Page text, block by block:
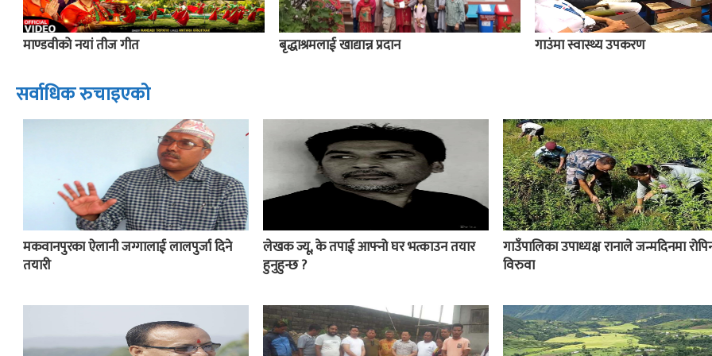
माण्डवीको नयां तीज गीत बृद्धाश्रमलाई खाद्यान्न प्रदान गाउंमा स्वास्थ्य उपकरण
सर्वाधिक रुचाइएको
मकवानपुरका ऐलानी जग्गालाई लालपुर्जा दिने
तयारी
लेखक ज्यू, के तपाई आफ्नो घर भत्काउन तयार
हुनुहुन्छ ?
गाउँपालिका उपाध्यक्ष रानाले जन्मदिनमा
विरुवा